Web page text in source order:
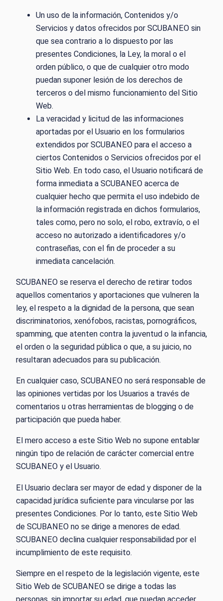
Un uso de la información, Contenidos y/o
Servicios y datos ofrecidos por SCUBANEO sin
que sea contrario a lo dispuesto por las
presentes Condiciones, la Ley, la moral o el
orden público, o que de cualquier otro modo
puedan suponer lesión de los derechos de
terceros o del mismo funcionamiento del Sitio
Web.
La veracidad y licitud de las informaciones
aportadas por el Usuario en los formularios
extendidos por SCUBANEO para el acceso a
ciertos Contenidos o Servicios ofrecidos por el
Sitio Web. En todo caso, el Usuario notificará de
forma inmediata a SCUBANEO acerca de
cualquier hecho que permita el uso indebido de
la información registrada en dichos formularios,
tales como, pero no solo, el robo, extravío, o el
acceso no autorizado a identificadores y/o
contraseñas, con el fin de proceder a su
inmediata cancelación.
SCUBANEO se reserva el derecho de retirar todos
aquellos comentarios y aportaciones que vulneren la
ley, el respeto a la dignidad de la persona, que sean
discriminatorios, xenófobos, racistas, pornográficos,
spamming, que atenten contra la juventud o la infancia,
el orden o la seguridad pública o que, a su juicio, no
resultaran adecuados para su publicación.
En cualquier caso, SCUBANEO no será responsable de
las opiniones vertidas por los Usuarios a través de
comentarios u otras herramientas de blogging o de
participación que pueda haber.
El mero acceso a este Sitio Web no supone entablar
ningún tipo de relación de carácter comercial entre
SCUBANEO y el Usuario.
El Usuario declara ser mayor de edad y disponer de la
capacidad jurídica suficiente para vincularse por las
presentes Condiciones. Por lo tanto, este Sitio Web
de SCUBANEO no se dirige a menores de edad.
SCUBANEO declina cualquier responsabilidad por el
incumplimiento de este requisito.
Siempre en el respeto de la legislación vigente, este
Sitio Web de SCUBANEO se dirige a todas las